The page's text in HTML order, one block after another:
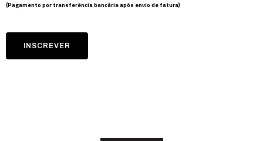
(Pagamento por transferência bancária após envio de fatura)
INSCREVER